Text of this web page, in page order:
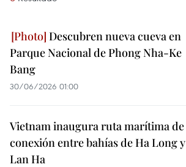
Descubren nueva cueva en
Parque Nacional de Phong Nha-Ke
Bang
30/06/2026 01:00
Vietnam inaugura ruta marítima de
conexión entre bahías de Ha Long y
Lan Ha